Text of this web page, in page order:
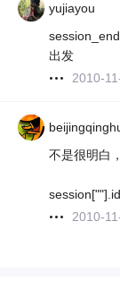
yujiayou
出发
2010-
不是很明白，
2010-